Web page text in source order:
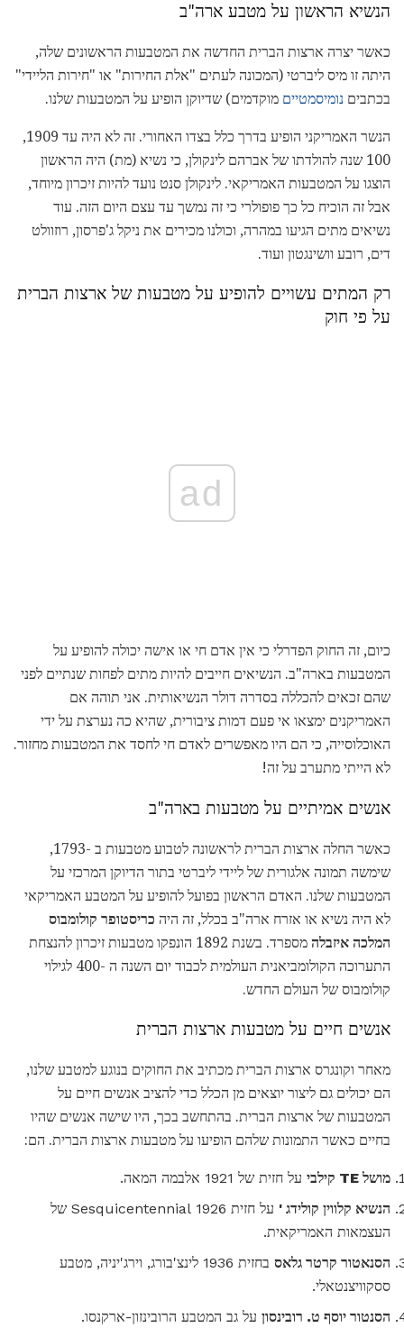
הנשיא הראשון על מטבע ארה"ב
כאשר יצרה ארצות הברית החדשה את המטבעות הראשונים שלה,
היתה זו מיס ליברטי (המכונה לעתים "אלת החירות" או "חירות הליידי"
בכתבים נומיסמטיים מוקדמים) שדיוקן הופיע על המטבעות שלנו.
הנשר האמריקני הופיע בדרך כלל בצדו האחורי. זה לא היה עד 1909,
100 שנה להולדתו של אברהם לינקולן, כי נשיא (מת) היה הראשון
הוצגו על המטבעות האמריקאי. לינקולן סנט נועד להיות זיכרון מיוחד,
אבל זה הוכיח כל כך פופולרי כי זה נמשך עד עצם היום הזה. עוד
נשיאים מתים הגיעו במהרה, וכולנו מכירים את ניקל ג'פרסון, רוזוולט
דים, רובע וושינגטון ועוד.
רק המתים עשויים להופיע על מטבעות של ארצות הברית
על פי חוק
ad
כיום, זה החוק הפדרלי כי אין אדם חי או אישה יכולה להופיע על
המטבעות בארה"ב. הנשיאים חייבים להיות מתים לפחות שנתיים לפני
שהם זכאים להכללה בסדרה דולר הנשיאותית. אני תוהה אם
האמריקנים ימצאו אי פעם דמות ציבורית, שהיא כה נערצת על ידי
האוכלוסייה, כי הם היו מאפשרים לאדם חי לחסד את המטבעות מחזור.
לא הייתי מתערב על זה!
אנשים אמיתיים על מטבעות בארה"ב
כאשר החלה ארצות הברית לראשונה לטבוע מטבעות ב -1793,
שימשה תמונה אלגורית של ליידי ליברטי בתור הדיוקן המרכזי על
המטבעות שלנו. האדם הראשון בפועל להופיע על המטבע האמריקאי
לא היה נשיא או אזרח ארה"ב בכלל, זה היה כריסטופר קולומבוס
המלכה איזבלה
מספרד. בשנת 1892 הונפקו מטבעות זיכרון להנצחת
התערוכה הקולומביאנית העולמית לכבוד יום השנה ה -400 לגילוי
קולומבוס של העולם החדש.
אנשים חיים על מטבעות ארצות הברית
מאחר וקונגרס ארצות הברית מכתיב את החוקים בנוגע למטבע שלנו,
הם יכולים גם ליצור יוצאים מן הכלל כדי להציב אנשים חיים על
המטבעות של ארצות הברית. בהתחשב בכך, היו שישה אנשים שהיו
בחיים כאשר התמונות שלהם הופיעו על מטבעות ארצות הברית. הם:
מושל TE קילבי
על חזית של 1921 אלבמה המאה.
הנשיא קלווין קולידג '
על חזית 1926 Sesquicentennial של
העצמאות האמריקאית.
הסנאטור קרטר גלאס
בחזית 1936 לינצ'בורג, וירג'יניה, מטבע
ססקוויצנטאלי.
הסנטור יוסף ט. רובינסון על גב המטבע הרובינזון-ארקנסו.